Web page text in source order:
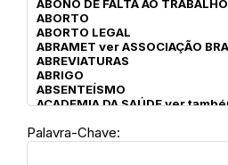
Palavra-Chave: